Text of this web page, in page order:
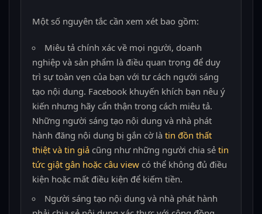
Một số nguyên tắc cần xem xét bao gồm:
Miêu tả chính xác về mọi người, doanh
nghiệp và sản phẩm là điều quan trọng để duy
trì sự toàn vẹn của bạn với tư cách người sáng
tạo nội dung. Facebook khuyến khích bạn nêu ý
kiến nhưng hãy cẩn thận trong cách miêu tả.
Những người sáng tạo nội dung và nhà phát
hành đăng nội dung bị gắn cờ là tin đồn thất
thiệt và tin giảcũng như những người chia sẻtin
tức giật gân hoặc câu viewcó thể không đủ điều
kiện hoặc mất điều kiện để kiếm tiền.
Người sáng tạo nội dung và nhà phát hành